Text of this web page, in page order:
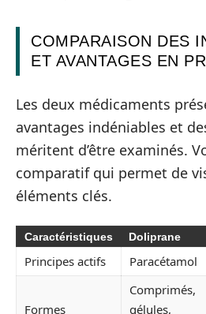
COMPARAISON DES
ET AVANTAGES EN
Les deux médicaments
avantages indéniables et
méritent d’être examinés.
comparatif qui permet de
éléments clés.
Caractéristiques Doliprane
Principes actifs Paracétamol
Formes
Comprimés,
gélules,